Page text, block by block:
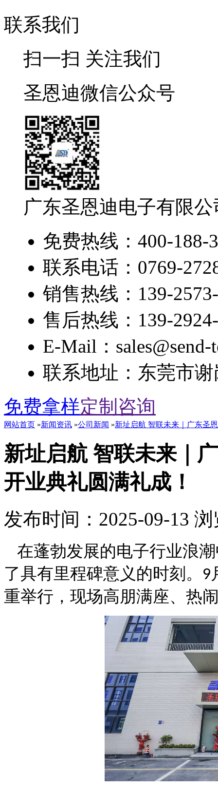
联系我们
扫一扫 关注我们
圣恩迪微信公众号
广东圣恩迪电子有限公
免费热线：400-188-
联系电话：0769-
销售热线：139-
售后热线：139-
E-Mail：sales@send-
联系地址：东莞市
免费拿样定制咨询
网站首页 »新闻资讯 »公司新闻 »新址启航 智联未来｜广东圣
新址启航 智联未来｜
开业典礼圆满礼成！
发布时间：2025-09-13
在蓬勃发展的电子行业浪
了具有里程碑意义的时刻。 9
重举行，现场高朋满座、热